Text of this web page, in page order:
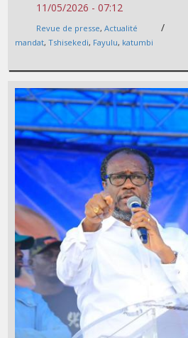
11/05/2026 - 07:12
Revue de presse,Actualité /
mandat,Tshisekedi, Fayulu, katumbi